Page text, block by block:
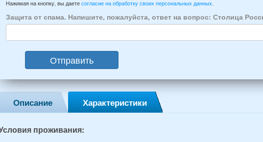
*
например:
6
человек:
взрослых
женщины)
и
детей
7
Нажимая на кнопку, вы даете согласие на обработку своих персональных данных
Защита от спама. Напишите, пожалуйста, ответ на вопрос: Столица
Отправить
Описание Характеристики
проживания: